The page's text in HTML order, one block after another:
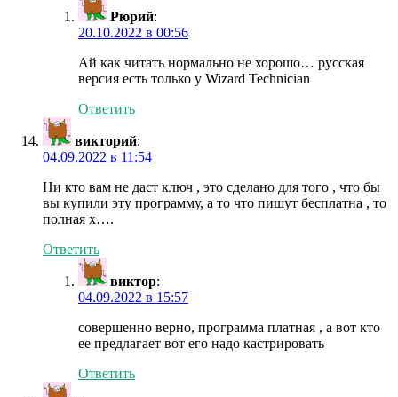
Рюрий:
20.10.2022 в 00:56
Ай как читать нормально не хорошо… русская
версия есть только у Wizard Technician
Ответить
викторий:
04.09.2022 в 11:54
Ни кто вам не даст ключ , это сделано для того , что бы
вы купили эту программу, а то что пишут бесплатна , то
полная х….
Ответить
виктор:
04.09.2022 в 15:57
совершенно верно, программа платная , а вот кто
ее предлагает вот его надо кастрировать
Ответить